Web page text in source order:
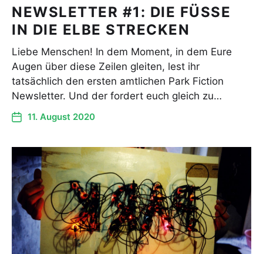
NEWSLETTER #1: DIE FÜSSE
IN DIE ELBE STRECKEN
Liebe Menschen! In dem Moment, in dem Eure
Augen über diese Zeilen gleiten, lest ihr
tatsächlich den ersten amtlichen Park Fiction
Newsletter. Und der fordert euch gleich zu…
11. August 2020